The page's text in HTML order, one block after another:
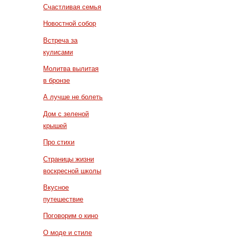
Счастливая семья
Новостной собор
Встреча за
кулисами
Молитва вылитая
в бронзе
А лучше не болеть
Дом с зеленой
крышей
Про стихи
Страницы жизни
воскресной школы
Вкусное
путешествие
Поговорим о кино
О моде и стиле